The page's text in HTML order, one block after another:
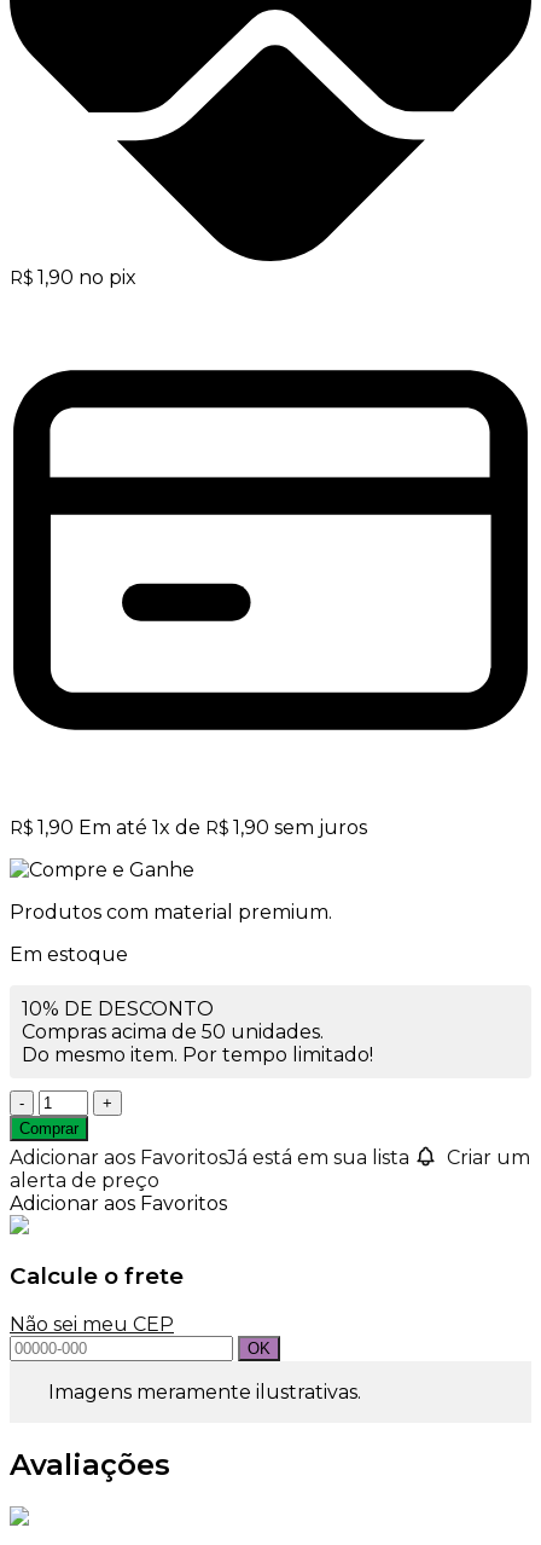
R$ 1,90 no pix
R$ 1,90 Em até 1x de R$ 1,90 sem juros
Produtos com material premium.
Em estoque
10% DE DESCONTO
Compras acima de 50 unidades.
Do mesmo item. Por tempo limitado!
Frasco
Pet
350ml
Melado
sem
Tampa
28mm
quantidade
Comprar
Adicionar aos FavoritosJá está em sua lista
Criar um
alerta de preço
Adicionar aos Favoritos
Calcule o frete
Não sei meu CEP
Imagens meramente ilustrativas.
Avaliações